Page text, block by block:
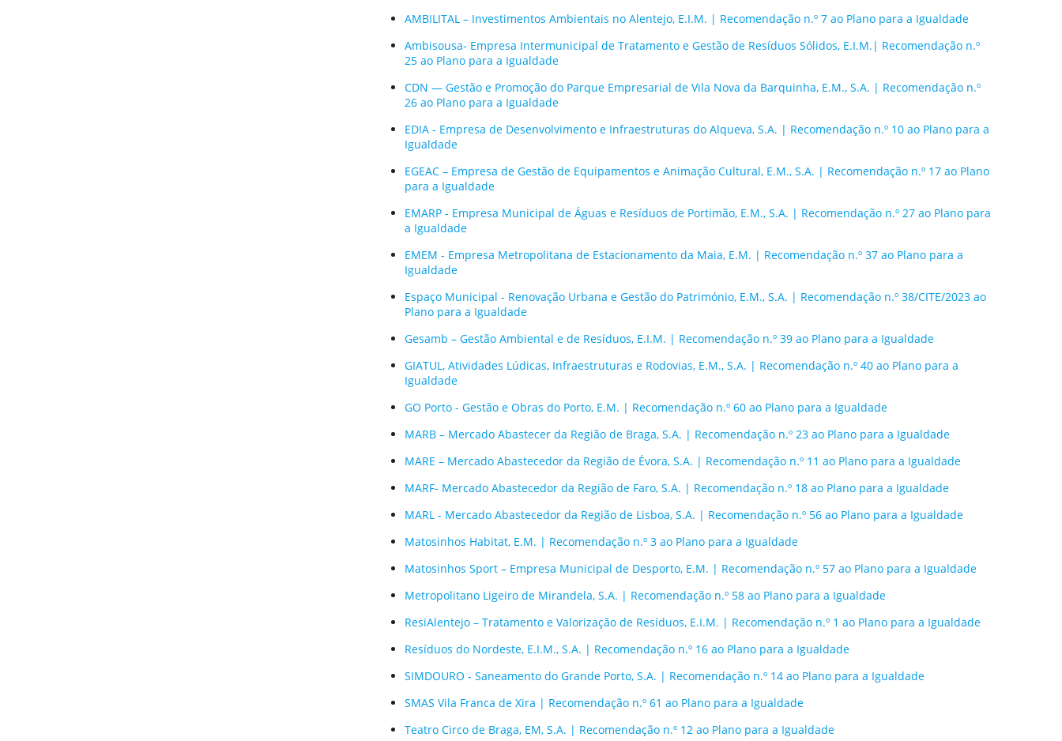
AMBILITAL – Investimentos Ambientais no Alentejo, E.I.M. | Recomendação n.º 7 ao Plano para a Igualdade
Ambisousa- Empresa Intermunicipal de Tratamento e Gestão de Resíduos Sólidos, E.I.M.| Recomendação n.º
25 ao Plano para a Igualdade
CDN — Gestão e Promoção do Parque Empresarial de Vila Nova da Barquinha, E.M., S.A. | Recomendação n.º
26 ao Plano para a Igualdade
EDIA - Empresa de Desenvolvimento e Infraestruturas do Alqueva, S.A. | Recomendação n.º 10 ao Plano para a
Igualdade
EGEAC – Empresa de Gestão de Equipamentos e Animação Cultural, E.M., S.A. | Recomendação n.º 17 ao Plano
para a Igualdade
EMARP - Empresa Municipal de Águas e Resíduos de Portimão, E.M., S.A. | Recomendação n.º 27 ao Plano para
a Igualdade
EMEM - Empresa Metropolitana de Estacionamento da Maia, E.M. | Recomendação n.º 37 ao Plano para a
Igualdade
Espaço Municipal - Renovação Urbana e Gestão do Património, E.M., S.A. | Recomendação n.º 38/CITE/2023 ao
Plano para a Igualdade
Gesamb – Gestão Ambiental e de Resíduos, E.I.M. | Recomendação n.º 39 ao Plano para a Igualdade
GIATUL, Atividades Lúdicas, Infraestruturas e Rodovias, E.M., S.A. | Recomendação n.º 40 ao Plano para a
Igualdade
GO Porto - Gestão e Obras do Porto, E.M. | Recomendação n.º 60 ao Plano para a Igualdade
MARB – Mercado Abastecer da Região de Braga, S.A. | Recomendação n.º 23 ao Plano para a Igualdade
MARE – Mercado Abastecedor da Região de Évora, S.A. | Recomendação n.º 11 ao Plano para a Igualdade
MARF- Mercado Abastecedor da Região de Faro, S.A. | Recomendação n.º 18 ao Plano para a Igualdade
MARL - Mercado Abastecedor da Região de Lisboa, S.A. | Recomendação n.º 56 ao Plano para a Igualdade
Matosinhos Habitat, E.M. | Recomendação n.º 3 ao Plano para a Igualdade
Matosinhos Sport – Empresa Municipal de Desporto, E.M. | Recomendação n.º 57 ao Plano para a Igualdade
Metropolitano Ligeiro de Mirandela, S.A. | Recomendação n.º 58 ao Plano para a Igualdade
ResiAlentejo – Tratamento e Valorização de Resíduos, E.I.M. | Recomendação n.º 1 ao Plano para a Igualdade
Resíduos do Nordeste, E.I.M., S.A. | Recomendação n.º 16 ao Plano para a Igualdade
SIMDOURO - Saneamento do Grande Porto, S.A. | Recomendação n.º 14 ao Plano para a Igualdade
SMAS Vila Franca de Xira | Recomendação n.º 61 ao Plano para a Igualdade
Teatro Circo de Braga, EM, S.A. | Recomendação n.º 12 ao Plano para a Igualdade